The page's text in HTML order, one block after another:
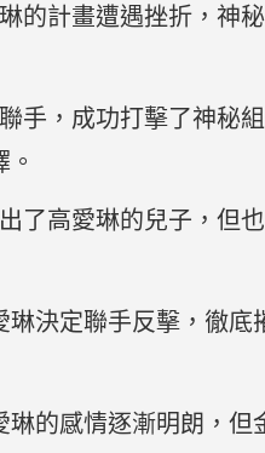
的計畫遭遇挫折，神
手，成功打擊了神秘
了高愛琳的兒子，但
琳決定聯手反擊，徹
琳的感情逐漸明朗，